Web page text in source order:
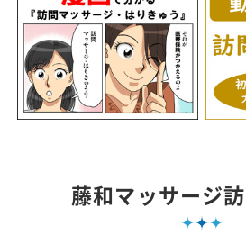
藤和マッサージ